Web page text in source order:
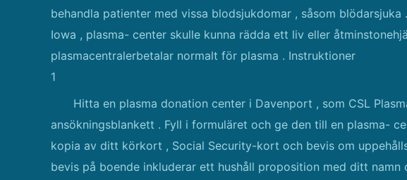
behandla patienter med vissa blodsjukdomar , såsom
Iowa , plasma- center skulle kunna rädda ett liv eller
plasmacentralerbetalar normalt för plasma . Instruktioner
1
Hitta en plasma donation center i Davenport , som CSL
ansökningsblankett . Fyll i formuläret och ge den till en plasma-
kopia av ditt körkort , Social Security-kort och bevis om
bevis på boende inkluderar ett hushåll proposition med ditt